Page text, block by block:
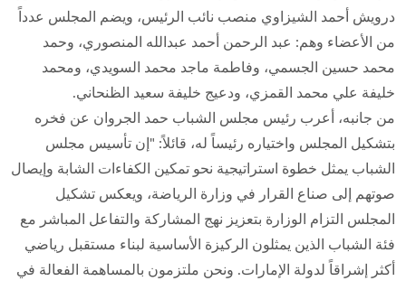
درويش أحمد الشيزاوي منصب نائب الرئيس، ويضم المجلس عدداً
من الأعضاء وهم: عبد الرحمن أحمد عبدالله المنصوري، وحمد
محمد حسين الجسمي، وفاطمة ماجد محمد السويدي، ومحمد
خليفة علي محمد القمزي، ودعيج خليفة سعيد الظنحاني.
من جانبه، أعرب رئيس مجلس الشباب حمد الجروان عن فخره
بتشكيل المجلس واختياره رئيساً له، قائلاً: "إن تأسيس مجلس
الشباب يمثل خطوة استراتيجية نحو تمكين الكفاءات الشابة وإيصال
صوتهم إلى صناع القرار في وزارة الرياضة، ويعكس تشكيل
المجلس التزام الوزارة بتعزيز نهج المشاركة والتفاعل المباشر مع
فئة الشباب الذين يمثلون الركيزة الأساسية لبناء مستقبل رياضي
أكثر إشراقاً لدولة الإمارات. ونحن ملتزمون بالمساهمة الفعالة في